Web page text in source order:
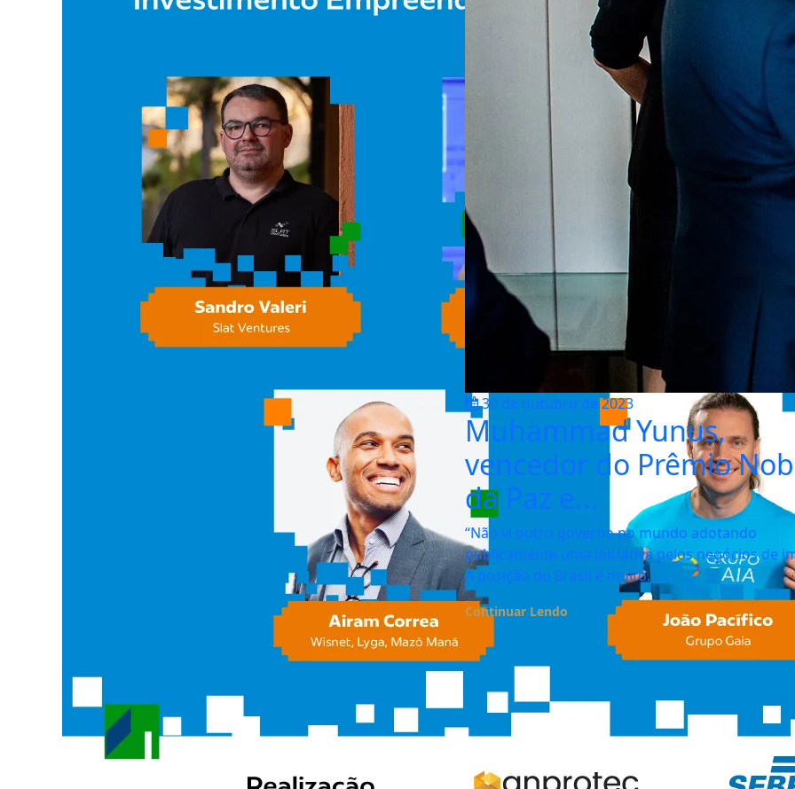
30 de outubro de 2023
Muhammad Yunus,
vencedor do Prêmio
da Paz e...
“Não vi outro governo no mundo adotando
publicamente uma iniciativa pelos negócios de
A posição do Brasil é muito...
Continuar Lendo